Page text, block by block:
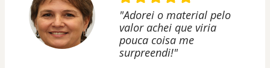
"Adorei o material pelo
valor achei que viria
pouca coisa me
surpreendi!"